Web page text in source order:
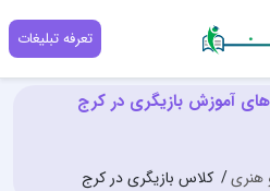
تعرفه تبلیغات
آموزش بازیگری در کرج
هنری کلاس بازیگری در کرج